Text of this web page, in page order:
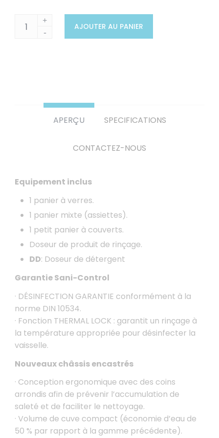
+
-
AJOUTER AU PANIER
APERÇU SPECIFICATIONS
CONTACTEZ-NOUS
Equipement inclus
1 panier à verres.
1 panier mixte (assiettes).
1 petit panier à couverts.
Doseur de produit de rinçage.
DD: Doseur de détergent
Garantie Sani-Control
· DÉSINFECTION GARANTIE conformément à la
norme DIN 10534.
· Fonction THERMAL LOCK : garantit un rinçage à
la température appropriée pour désinfecter la
vaisselle.
Nouveaux châssis encastrés
· Conception ergonomique avec des coins
arrondis afin de prévenir l’accumulation de
saleté et de faciliter le nettoyage.
· Volume de cuve compact (économie d’eau de
50 % par rapport à la gamme précédente).